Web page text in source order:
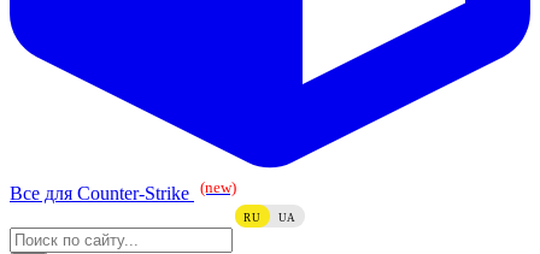
Все для Counter-Strike (new)
RU UA